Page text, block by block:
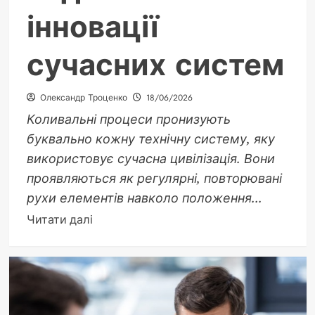
інновації
сучасних систем
Олександр Троценко 18/06/2026
Коливальні процеси пронизують
буквально кожну технічну систему, яку
використовує сучасна цивілізація. Вони
проявляються як регулярні, повторювані
рухи елементів навколо положення...
Читати даліДокладніше
Коливальні
процеси
в
техніці: